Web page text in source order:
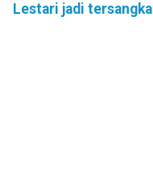
Lestari jadi tersangka